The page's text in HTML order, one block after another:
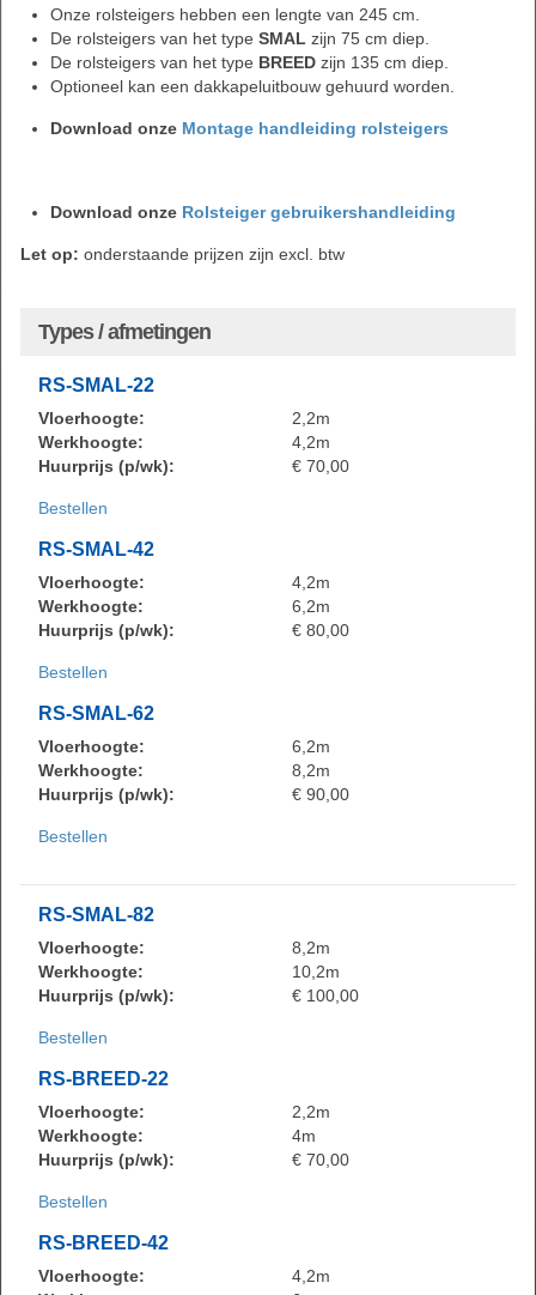
Onze rolsteigers hebben een lengte van 245 cm.
De rolsteigers van het type SMAL zijn 75 cm diep.
De rolsteigers van het type BREED zijn 135 cm diep.
Optioneel kan een dakkapeluitbouw gehuurd worden.
Download onze Montage handleiding rolsteigers
Download onze Rolsteiger gebruikershandleiding
Let op: onderstaande prijzen zijn excl. btw
Types / afmetingen
RS-SMAL-22
Vloerhoogte:
2,2m
Werkhoogte:
4,2m
Huurprijs (p/wk):
€ 70,00
Bestellen
RS-SMAL-42
Vloerhoogte:
4,2m
Werkhoogte:
6,2m
Huurprijs (p/wk):
€ 80,00
Bestellen
RS-SMAL-62
Vloerhoogte:
6,2m
Werkhoogte:
8,2m
Huurprijs (p/wk):
€ 90,00
Bestellen
RS-SMAL-82
Vloerhoogte:
8,2m
Werkhoogte:
10,2m
Huurprijs (p/wk):
€ 100,00
Bestellen
RS-BREED-22
Vloerhoogte:
2,2m
Werkhoogte:
4m
Huurprijs (p/wk):
€ 70,00
Bestellen
RS-BREED-42
Vloerhoogte:
4,2m